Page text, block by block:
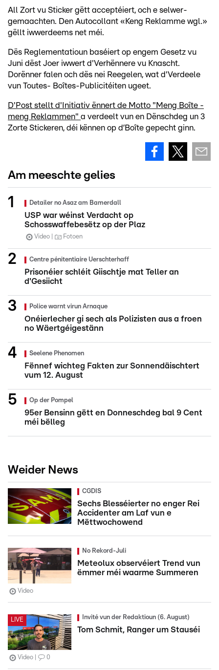
All Zort vu Sticker gëtt acceptéiert, och e selwer-
gemaachten. Den Autocollant «Keng Reklamme wgl.»
gëllt iwwerdeems net méi.
Dës Reglementatioun baséiert op engem Gesetz vu
Juni dëst Joer iwwert d'Verhënnere vu Knascht.
Dorënner falen och dës nei Reegelen, wat d'Verdeele
vun Toutes- Boîtes-Publicitéiten ugeet.
D'Post stellt d'Initiativ ënnert de Motto "Meng Boîte -
meng Reklammen" a verdeelt vun en Dënschdeg un 3
Zorte Stickeren, déi kënnen op d’Boîte gepecht ginn.
Am meeschte gelies
Detailer no Asaz am Bamerdall
USP war wéinst Verdacht op
Schosswaffebesëtz op der Plaz
Video Fotoen
Centre pénitentiaire Uerschterhaff
Prisonéier schléit Giischtje mat Teller an
d'Gesiicht
Police warnt virun Arnaque
Onéierlecher gi sech als Polizisten aus a froen
no Wäertgéigestänn
Seelene Phenomen
Fënnef wichteg Fakten zur Sonnendäischtert
vum 12. August
Op der Pompel
95er Bensinn gëtt en Donneschdeg bal 9 Cent
méi bëlleg
Weider News
CGDIS
Sechs Blesséierter no enger Rei
Accidenter am Laf vun e
Mëttwochowend
No Rekord-Juli
Meteolux observéiert Trend vun
ëmmer méi waarme Summeren
Video
Invité vun der Redaktioun (6. August)
Tom Schmit, Ranger um Stauséi
Video 0
LIVE